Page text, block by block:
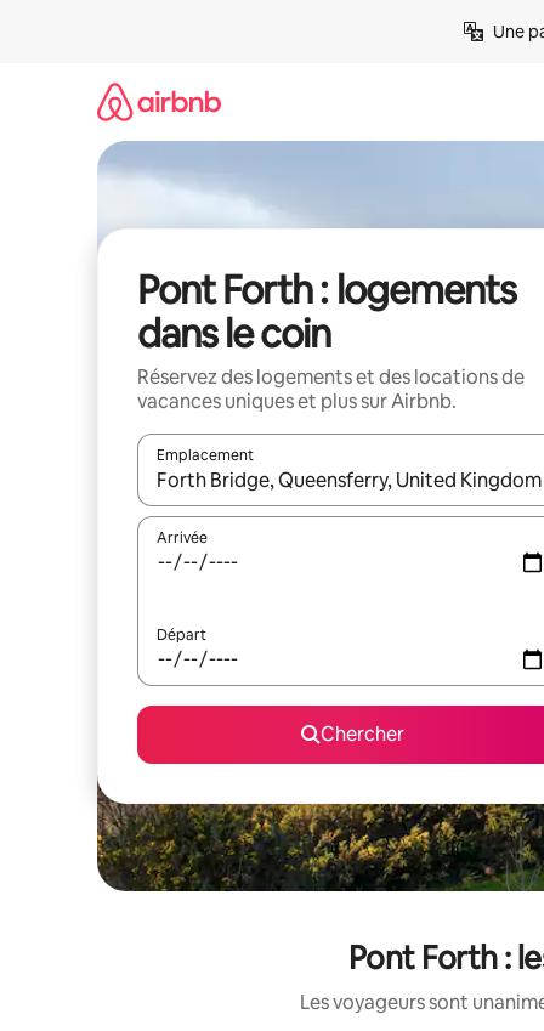
Une
Pont Forth : logements
dans le coin
Réservez des logements et des locations de
vacances uniques et plus sur Airbnb.
Emplacement
Quand les résultats sont affichés, parcourez-les
Arrivée
Départ
Chercher
Pont Forth :
Les voyageurs sont